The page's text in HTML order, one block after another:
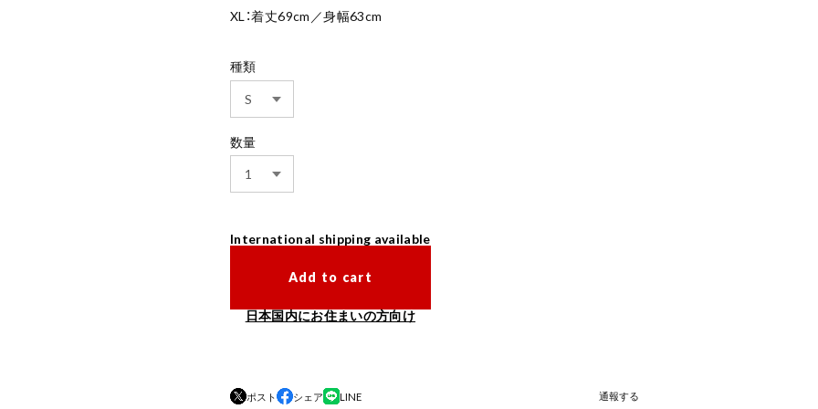
XL：着丈69cm／身幅63cm
種類
数量
International shipping available
Add to cart
日本国内にお住まいの方向け
ポスト シェア LINE 通報する